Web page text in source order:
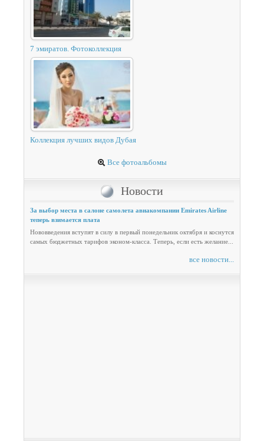
7 эмиратов. Фотоколлекция
Коллекция лучших видов Дубая
Все фотоальбомы
Новости
За выбор места в салоне самолета авиакомпании Emirates Airline
теперь взимается плата
Нововведения вступят в силу в первый понедельник октября и коснутся
самых бюджетных тарифов эконом-класса. Теперь, если есть желание...
все новости...